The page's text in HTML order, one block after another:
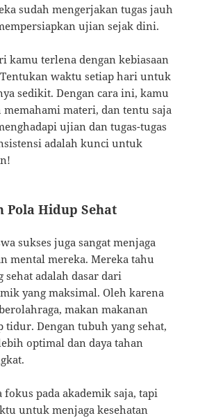
sudah mengerjakan tugas jauh
ujian sejak dini.
kamu terlena dengan kebiasaan
waktu setiap hari untuk
sedikit. Dengan cara ini, kamu
materi, dan tentu saja
ujian dan tugas-tugas
adalah kunci untuk
Pola Hidup Sehat
sukses juga sangat menjaga
mental mereka. Mereka tahu
sehat adalah dasar dari
yang maksimal. Oleh karena
makan makanan
tidur. Dengan tubuh yang sehat,
optimal dan daya tahan
fokus pada akademik saja, tapi
untuk menjaga kesehatan